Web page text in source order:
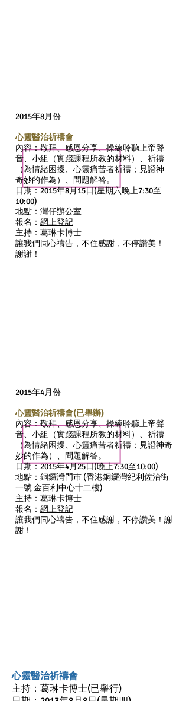
2015年8月份
心靈醫治祈禱會
內容：敬拜、感恩分享、操練聆聽上帝聲
音、小組（實踐課程所教的材料）、祈禱
（為情緒困擾、心靈痛苦者祈禱；見證神
奇妙的作為）、問題解答。
日期：2015年8月15日(星期六晚上7:30至
10:00)
地點：灣仔辦公室
報名： 網上登記
主持：葛琳卡博士
讓我們同心禱告，不住感謝，不停讚美！
謝謝！
2015年4月份
心靈醫治祈禱會(已舉辦)
內容：敬拜、感恩分享、操練聆聽上帝聲
音、小組（實踐課程所教的材料）、祈禱
（為情緒困擾、心靈痛苦者祈禱；見證神奇
妙的作為）、問題解答。
日期：2015年4月25日(晚上7:30至10:00)
地點：銅鑼灣門巿 (香港銅鑼灣紀利佐治街
一號 金百利中心十二樓)
主持：葛琳卡博士
報名： 網上登記
讓我們同心禱告，不住感謝，不停讚美！謝
謝！
心靈醫治祈禱會
主持：葛琳卡博士(已舉行)